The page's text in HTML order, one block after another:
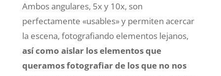
Ambos angulares, 5x y 10x, son
perfectamente «usables» y permiten acercar
la escena, fotografiando elementos lejanos,
así como aislar los elementos que
queramos fotografiar de los que no nos